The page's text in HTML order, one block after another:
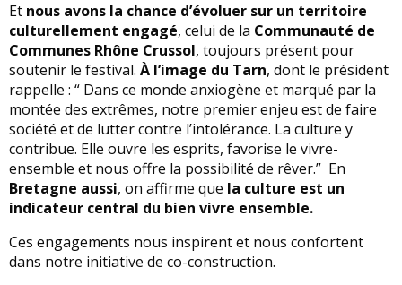
Et nous avons la chance d’évoluer sur un territoire
culturellement engagé, celui de la Communauté de
Communes Rhône Crussol, toujours présent pour
soutenir le festival. À l’image du Tarn, dont le président
rappelle : “ Dans ce monde anxiogène et marqué par la
montée des extrêmes, notre premier enjeu est de faire
société et de lutter contre l’intolérance. La culture y
contribue. Elle ouvre les esprits, favorise le vivre-
ensemble et nous offre la possibilité de rêver.” En
Bretagne aussi, on affirme que la culture est un
indicateur central du bien vivre ensemble.
Ces engagements nous inspirent et nous confortent
dans notre initiative de co-construction.